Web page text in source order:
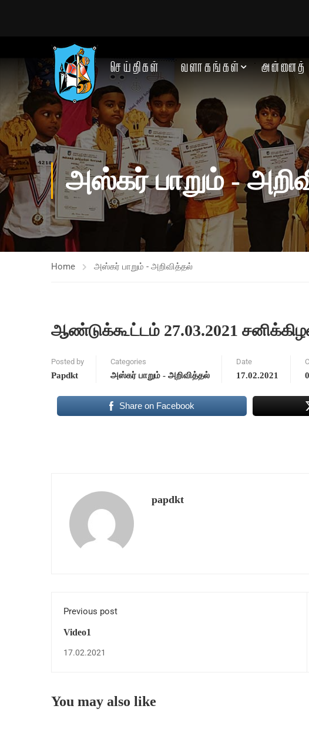
செய்திகள் வளாகங்கள் அன்னைத்
அஸ்கர் பாறும் -
Home அஸ்கர் பாறும் - அறிவித்தல்
ஆண்டுக்கூட்டம் 27.03.2021
Posted by
Papdkt
Categories
அஸ்கர் பாறும் - அறிவித்தல்
Date
17.02.2021
Share on Facebook
papdkt
Previous post
Video1
17.02.2021
You may also like